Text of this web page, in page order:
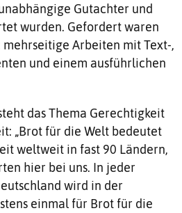
Gutachter und
wurden. Gefordert waren
Arbeiten mit Text-,
und einem ausführlichen
das Thema Gerechtigkeit
„Brot für die Welt bedeutet
weltweit in fast 90 Ländern,
hier bei uns. In jeder
wird in der
einmal für Brot für die